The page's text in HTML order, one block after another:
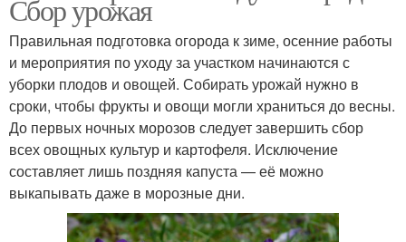
Сбор урожая
Правильная подготовка огорода к зиме, осенние работы
и мероприятия по уходу за участком начинаются с
уборки плодов и овощей. Собирать урожай нужно в
сроки, чтобы фрукты и овощи могли храниться до весны.
До первых ночных морозов следует завершить сбор
всех овощных культур и картофеля. Исключение
составляет лишь поздняя капуста — её можно
выкапывать даже в морозные дни.